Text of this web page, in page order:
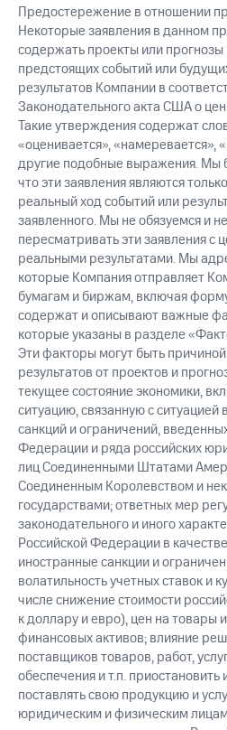
Предостережение в отношении
Некоторые заявления в данном
содержать проекты или
предстоящих событий или
результатов Компании в
Законодательного акта США о
Такие утверждения содержат
«оценивается», «намеревается»,
другие подобные выражения. Мы
что эти заявления являются
реальный ход событий или
заявленного. Мы не обязуемся и
пересматривать эти заявления с
реальными результатами. Мы
которые Компания отправляет
бумагам и биржам, включая
содержат и описывают важные
которые указаны в разделе
Эти факторы могут быть
результатов от проектов и
текущее состояние экономики,
ситуацию, связанную с
санкций и ограничений,
Федерации и ряда российских
лиц Соединенными Штатами
Соединенным Королевством и
государствами; ответных мер
законодательного и иного
Российской Федерации в
иностранные санкции и
волатильность учетных ставок и
числе снижение стоимости
к доллару и евро), цен на товары
финансовых активов; влияние
поставщиков товаров, работ,
обеспечения и т.п. приостановить
поставлять свою продукцию и
юридическим и физическим